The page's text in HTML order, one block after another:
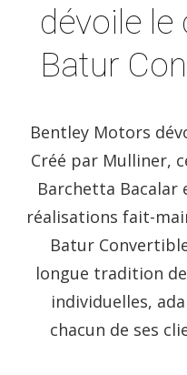
dévoile le
Batur
Bentley Motors
Créé par Mulliner,
Barchetta Bacalar
réalisations fait-
Batur
longue tradition
individuelles,
chacun de ses